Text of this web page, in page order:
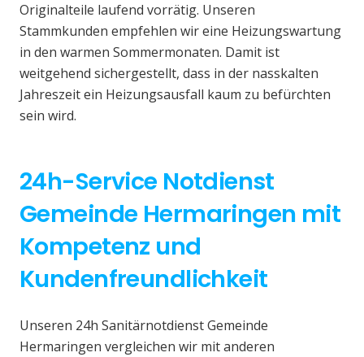
Originalteile laufend vorrätig. Unseren
Stammkunden empfehlen wir eine Heizungswartung
in den warmen Sommermonaten. Damit ist
weitgehend sichergestellt, dass in der nasskalten
Jahreszeit ein Heizungsausfall kaum zu befürchten
sein wird.
24h-Service Notdienst
Gemeinde Hermaringen mit
Kompetenz und
Kundenfreundlichkeit
Unseren 24h Sanitärnotdienst Gemeinde
Hermaringen vergleichen wir mit anderen